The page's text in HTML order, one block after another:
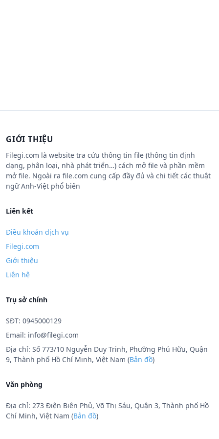
GIỚI THIỆU
Filegi.com là website tra cứu thông tin file (thông tin định
dạng, phân loại, nhà phát triển…) cách mở file và phần mềm
mở file. Ngoài ra file.com cung cấp đầy đủ và chi tiết các thuật
ngữ Anh-Việt phổ biến
Liên kết
Điều khoản dịch vụ
Filegi.com
Giới thiệu
Liên hệ
Trụ sở chính
SĐT: 0945000129
Email: info@filegi.com
Địa chỉ: Số 773/10 Nguyễn Duy Trinh, Phường Phú Hữu, Quận
9, Thành phố Hồ Chí Minh, Việt Nam (Bản đồ)
Văn phòng
Địa chỉ: 273 Điện Biên Phủ, Võ Thị Sáu, Quận 3, Thành phố Hồ
Chí Minh, Việt Nam (Bản đồ)